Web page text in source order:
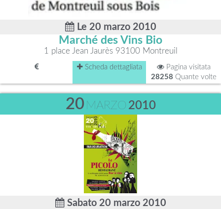
Le 20 marzo 2010
Marché des Vins Bio
1 place Jean Jaurès 93100 Montreuil
Scheda dettagliata
Pagina visitata
28258 Quante volte
20 MARZO 2010
Sabato 20 marzo 2010